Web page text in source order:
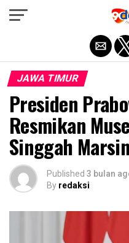
JAWA TIMUR
Presiden
Resmikan
Singgah
Published 3 bulan
By redaksi
Exit